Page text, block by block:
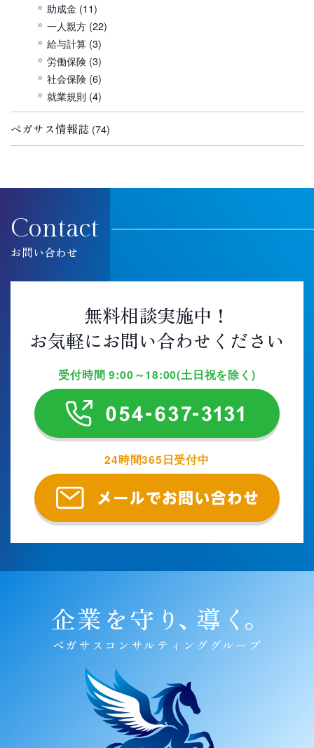
助成金 (11)
一人親方(22)
給与計算(3)
労働保険(3)
社会保険(6)
就業規則 (4)
ペガサス情報誌 (74)
Contact
お問い合わせ
無料相談実施中！
お気軽にお問い合わせください
受付時間 9:00～18:00(土日祝を除く)
24時間365日受付中
企業を守り、導く。
ペガサスコンサルティンググループ